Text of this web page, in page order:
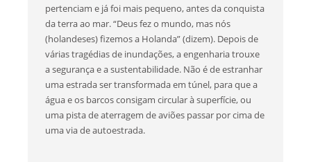
pertenciam e já foi mais pequeno, antes da conquista
da terra ao mar. “Deus fez o mundo, mas nós
(holandeses) fizemos a Holanda” (dizem). Depois de
várias tragédias de inundações, a engenharia trouxe
a segurança e a sustentabilidade. Não é de estranhar
uma estrada ser transformada em túnel, para que a
água e os barcos consigam circular à superfície, ou
uma pista de aterragem de aviões passar por cima de
uma via de autoestrada.